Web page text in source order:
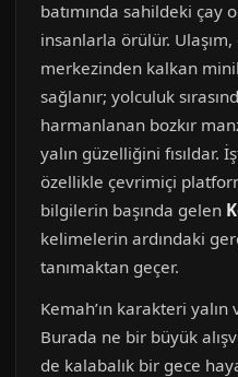
batımında sahildeki çay
insanlarla örülür.
merkezinden kalkan
sağlanır; yolculuk
harmanlanan bozkır
yalın güzelliğini fısıldar.
özellikle çevrimiçi
bilgilerin başında gelen
kelimelerin ardındaki
tanımaktan geçer.
Kemah’ın karakteri
Burada ne bir büyük
de kalabalık bir gece